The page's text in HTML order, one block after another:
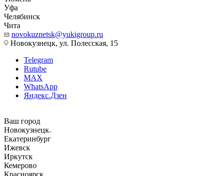
Уфа
Челябинск
Чита
novokuznetsk@yukigroup.ru
Новокузнецк, ул. Полесская, 15
Telegram
Rutube
MAX
WhatsApp
Яндекс.Дзен
Ваш город
Новокузнецк
Екатеринбург
Ижевск
Иркутск
Кемерово